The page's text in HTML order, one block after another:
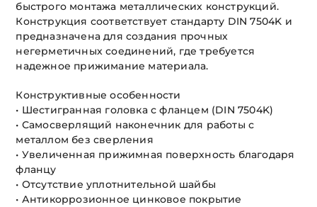
быстрого монтажа металлических конструкций.
Конструкция соответствует стандарту DIN 7504K и
предназначена для создания прочных
негерметичных соединений, где требуется
надежное прижимание материала.
Конструктивные особенности
• Шестигранная головка с фланцем (DIN 7504K)
• Самосверлящий наконечник для работы с
металлом без сверления
• Увеличенная прижимная поверхность благодаря
фланцу
• Отсутствие уплотнительной шайбы
• Антикоррозионное цинковое покрытие